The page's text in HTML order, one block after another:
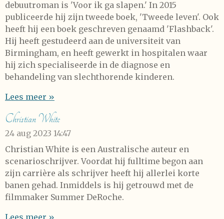
debuutroman is 'Voor ik ga slapen.' In 2015
publiceerde hij zijn tweede boek, 'Tweede leven'. Ook
heeft hij een boek geschreven genaamd 'Flashback'.
Hij heeft gestudeerd aan de universiteit van
Birmingham, en heeft gewerkt in hospitalen waar
hij zich specialiseerde in de diagnose en
behandeling van slechthorende kinderen.
Lees meer »
Christian White
24 aug 2023 14:47
Christian White is een Australische auteur en
scenarioschrijver. Voordat hij fulltime begon aan
zijn carrière als schrijver heeft hij allerlei korte
banen gehad. Inmiddels is hij getrouwd met de
filmmaker Summer DeRoche.